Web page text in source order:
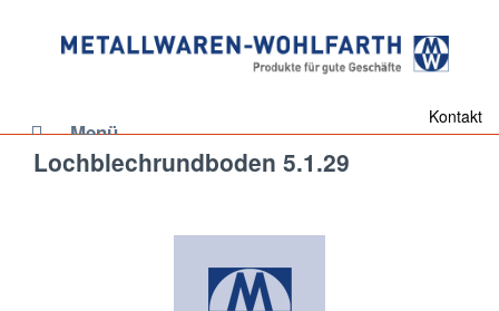
Menü
Kontakt
Lochblechrundboden 5.1.29